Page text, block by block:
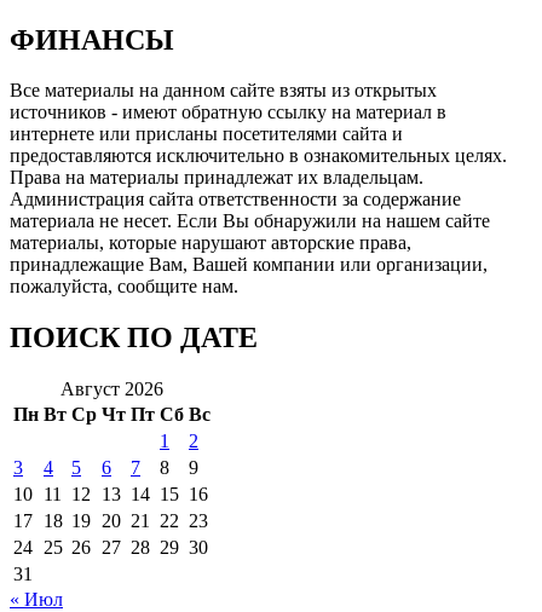
ФИНАНСЫ
Все материалы на данном сайте взяты из открытых
источников - имеют обратную ссылку на материал в
интернете или присланы посетителями сайта и
предоставляются исключительно в ознакомительных целях.
Права на материалы принадлежат их владельцам.
Администрация сайта ответственности за содержание
материала не несет. Если Вы обнаружили на нашем сайте
материалы, которые нарушают авторские права,
принадлежащие Вам, Вашей компании или организации,
пожалуйста, сообщите нам.
ПОИСК ПО ДАТЕ
Август 2026
Пн Вт Ср Чт Пт Сб Вс
1
2
3
4 5 6 7 8
9
10 11 12 13 14 15 16
17 18 19 20 21 22 23
24 25 26 27 28 29 30
31
« Июл